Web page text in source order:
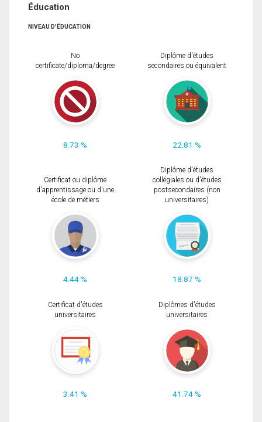
Éducation
NIVEAU D'ÉDUCATION
No
certificate/diploma/degree
8.73 %
Diplôme d'études
secondaires ou équivalent
22.81 %
Certificat ou diplôme
d'apprentissage ou d'une
école de métiers
4.44 %
Diplôme d'études
collégiales ou d'études
postsecondaires (non
universitaires)
18.87 %
Certificat d'études
universitaires
3.41 %
Diplômes d'études
universitaires
41.74 %